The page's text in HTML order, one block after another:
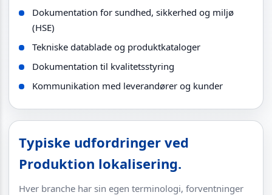
Dokumentation for sundhed, sikkerhed og miljø
(HSE)
Tekniske datablade og produktkataloger
Dokumentation til kvalitetsstyring
Kommunikation med leverandører og kunder
Typiske udfordringer ved
Produktion lokalisering.
Hver branche har sin egen terminologi, forventninger